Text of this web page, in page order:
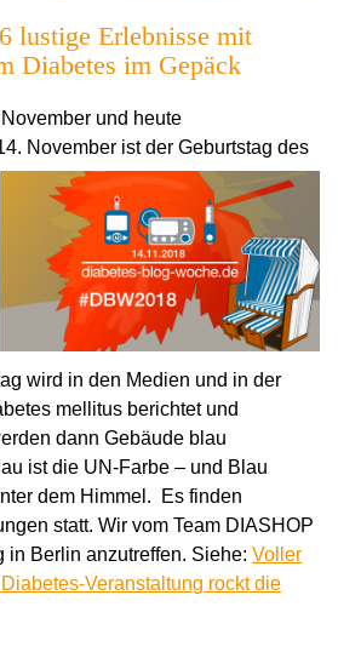
lustige Erlebnisse mit
Diabetes im Gepäck
und heute
November ist der Geburtstag des
wird in den Medien und in der
mellitus berichtet und
dann Gebäude blau
ist die UN-Farbe – und Blau
dem Himmel. Es finden
statt. Wir vom Team DIASHOP
in Berlin anzutreffen. Siehe: Voller
Veranstaltung rockt die